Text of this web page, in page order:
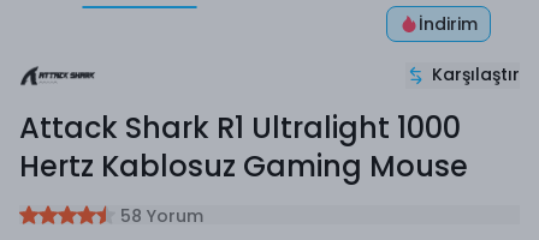
İndirim
Karşılaştır
Attack Shark R1 Ultralight 1000
Hertz Kablosuz Gaming Mouse
58 Yorum